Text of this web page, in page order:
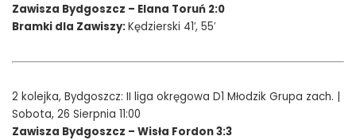
Zawisza Bydgoszcz – Elana Toruń 2:0
Bramki dla Zawiszy:Kędzierski 41′, 55′
2 kolejka, Bydgoszcz: II liga okręgowa D1 Młodzik Grupa zach. |
Sobota, 26 Sierpnia 11:00
Zawisza Bydgoszcz – Wisła Fordon 3:3